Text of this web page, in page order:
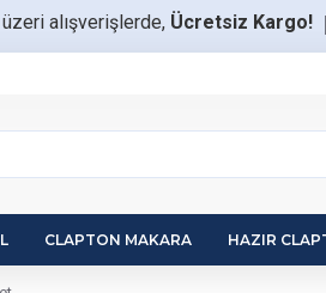
alışverişlerde, Ücretsiz Kargo!
CLAPTON MAKARA HAZIR